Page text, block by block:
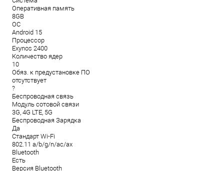
Оперативная память
8GB
ОС
Android 15
Процессор
Exynos 2400
Количество ядер
10
Обяз. к предустановке ПО
отсутствует
?
Беспроводная связь
Модуль сотовой связи
3G, 4G LTE, 5G
Беспроводная Зарядка
Да
Стандарт Wi-Fi
802.11 a/b/g/n/ac/ax
Bluetooth
Есть
Версия Bluetooth